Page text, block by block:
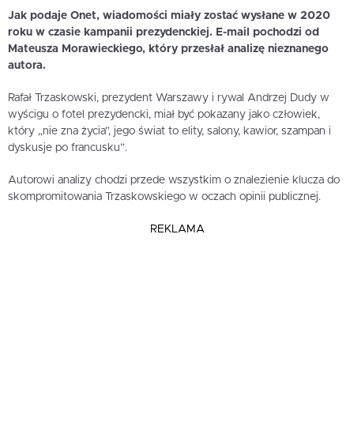
Jak podaje Onet, wiadomości miały zostać wysłane w 2020
roku w czasie kampanii prezydenckiej. E-mail pochodzi od
Mateusza Morawieckiego, który przesłał analizę nieznanego
autora.
Rafał Trzaskowski, prezydent Warszawy i rywal Andrzej Dudy w
wyścigu o fotel prezydencki, miał być pokazany jako człowiek,
który „nie zna życia”, jego świat to elity, salony, kawior, szampan i
dyskusje po francusku”.
Autorowi analizy chodzi przede wszystkim o znalezienie klucza do
skompromitowania Trzaskowskiego w oczach opinii publicznej.
REKLAMA